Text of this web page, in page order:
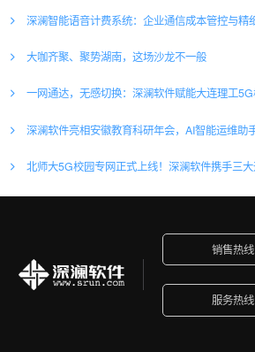
深澜智能语音计费系统：企业通信成本管控与精
大咖齐聚、聚势湖南，这场沙龙不一般
一网通达，无感切换：深澜软件赋能大连理工
深澜软件亮相安徽教育科研年会，AI智能运维助手
北师大5G校园专网正式上线！深澜软件携手三大运营商
销售热
服务热